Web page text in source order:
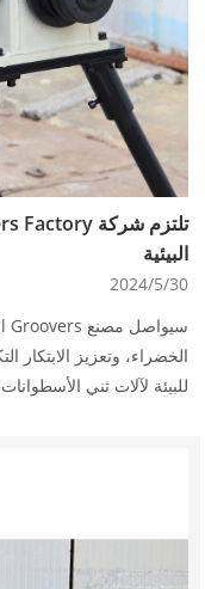
البيئية
2024/5/30
الخضراء، وتعزيز الابتكار
للبيئة لآلات ثني